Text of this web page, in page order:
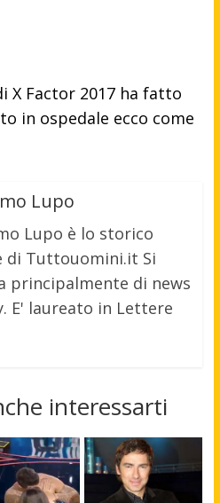
X Factor 2017 ha fatto
in ospedale ecco come
Lupo
Lupo è lo storico
di Tuttouomini.it Si
principalmente di news
E' laureato in Lettere
interessarti